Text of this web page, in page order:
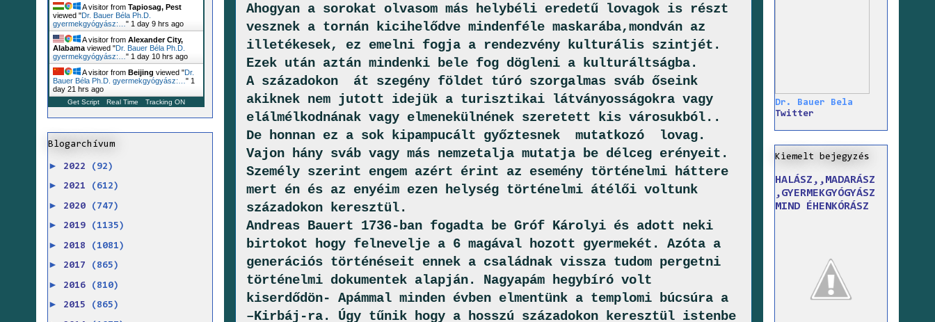
Ahogyan a sorokat olvasom más helybéli eredetű lovagok is részt
vesznek a tornán kicihelődve mindenféle maskarába,mondván az
illetékesek, ez emelni fogja a rendezvény kulturális szintjét.
Ezek után aztán mindenki bele fog dögleni a kulturáltságba.
A századokon át szegény földet túró szorgalmas sváb őseink
akiknek nem jutott idejük a turisztikai látványosságokra vagy
elálmélkodnának vagy elmenekülnének szeretett kis városukból..
De honnan ez a sok kipampucált győztesnek mutatkozó lovag.
Vajon hány sváb vagy más nemzetalja mutatja be délceg erényeit.
Személy szerint engem azért érint az esemény történelmi háttere
mert én és az enyéim ezen helység történelmi átélői voltunk
századokon keresztül.
Andreas Bauert 1736-ban fogadta be Gróf Károlyi és adott neki
birtokot hogy felnevelje a 6 magával hozott gyermekét. Azóta a
generációs történéseit ennek a családnak vissza tudom pergetni
történelmi dokumentek alapján. Nagyapám hegybíró volt
kiserdődön- Apámmal minden évben elmentünk a templomi búcsúra a
–Kirbáj-ra. Úgy tűnik hogy a hosszú századokon keresztül istenbe
A visitor from Tapiosag, Pest
viewed "Dr. Bauer Béla Ph.D.
gyermekgyógyász:… " 1 day 9 hrs ago
A visitor from Alexander City,
Alabama viewed "Dr. Bauer Béla Ph.D.
gyermekgyógyász:… " 1 day 10 hrs ago
A visitor from Beijing viewed "Dr.
Bauer Béla Ph.D. gyermekgyógyász:… " 1
day 21 hrs ago
Get Script Real Time Tracking ON
Blogarchívum
► 2022 (92)
► 2021 (612)
► 2020 (747)
► 2019 (1135)
► 2018 (1081)
► 2017 (865)
► 2016 (810)
► 2015 (865)
Dr. Bauer Bela
Twitter
Kiemelt bejegyzés
HALÁSZ,,MADARÁSZ
,GYERMEKGYÓGYÁSZ
MIND ÉHENKÓRÁSZ